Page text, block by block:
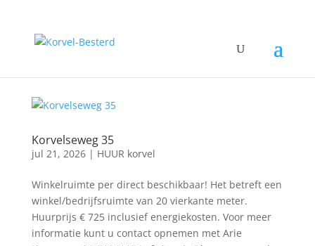
Korvelseweg 35
jul 21, 2026| HUUR korvel
Winkelruimte per direct beschikbaar! Het betreft een
winkel/bedrijfsruimte van 20 vierkante meter.
Huurprijs € 725 inclusief energiekosten. Voor meer
informatie kunt u contact opnemen met Arie